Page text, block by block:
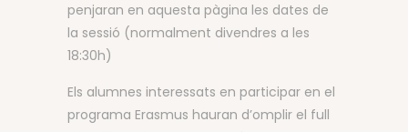
penjaran en aquesta pàgina les dates de
la sessió (normalment divendres a les
18:30h)
Els alumnes interessats en participar en el
programa Erasmus hauran d’omplir el full